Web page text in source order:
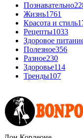
Познавательно
Жизнь1761
Красота и стиль
Рецепты1033
Здоровое
Полезное356
Разное230
Здоровье114
Тренды107